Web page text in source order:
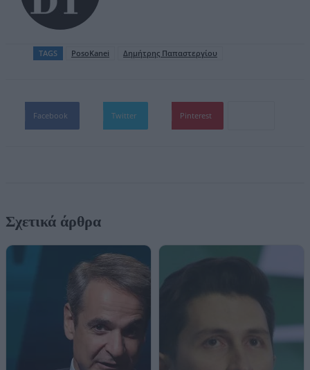
TAGS PosoKanei Δημήτρης Παπαστεργίου
Facebook Twitter Pinterest
Σχετικά άρθρα